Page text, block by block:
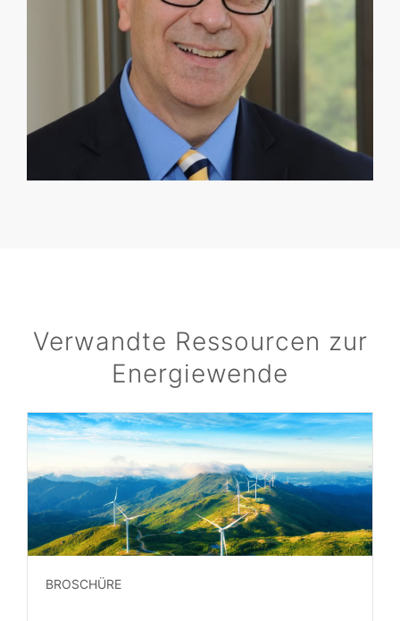
Verwandte Ressourcen zur
Energiewende
BROSCHÜRE